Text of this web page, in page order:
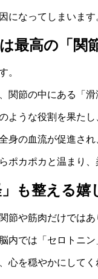
になってしまいます
最高の「関
。
関節の中にある「
ような役割を果た
身の血流が促進され
ポカポカと温まり、
も整える嬉
節や筋肉だけではあ
内では「セロトニン
心を穏やかにして